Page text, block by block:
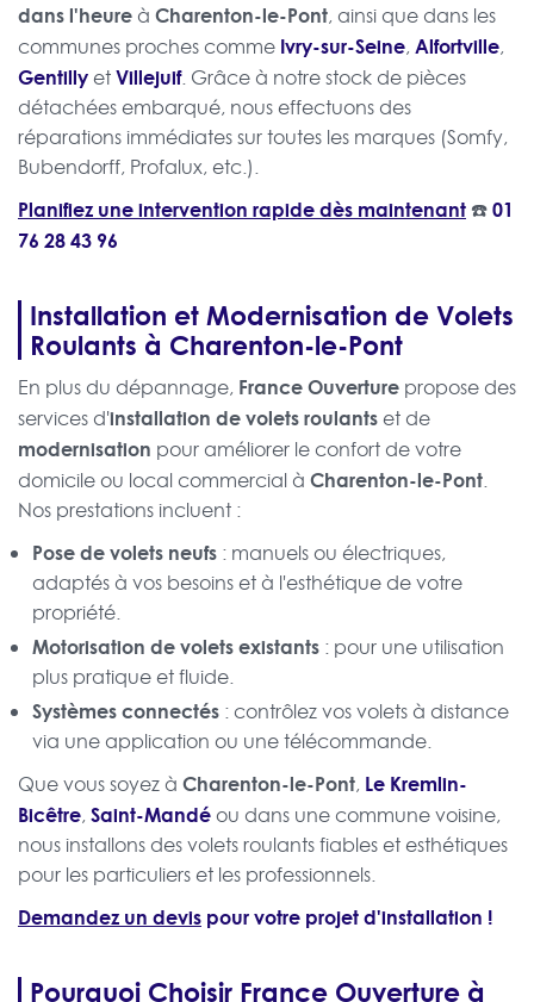
dans l'heureà Charenton-le-Pont, ainsi que dans les
communes proches comme Ivry-sur-Seine, Alfortville,
Gentilly etVillejuif. Grâce à notre stock de pièces
détachées embarqué, nous effectuons des
réparations immédiates sur toutes les marques (Somfy,
Bubendorff, Profalux, etc.).
Planifiez une intervention rapide dès maintenant ☎️01
76 28 43 96
Installation et Modernisation de Volets
Roulants à Charenton-le-Pont
En plus du dépannage, France Ouverture propose des
services d'installation de volets roulants et de
modernisation pour améliorer le confort de votre
domicile ou local commercial à Charenton-le-Pont.
Nos prestations incluent :
Pose de volets neufs : manuels ou électriques,
adaptés à vos besoins et à l'esthétique de votre
propriété.
Motorisation de volets existants : pour une utilisation
plus pratique et fluide.
Systèmes connectés : contrôlez vos volets à distance
via une application ou une télécommande.
Que vous soyez à Charenton-le-Pont, Le Kremlin-
Bicêtre, Saint-Mandéou dans une commune voisine,
nous installons des volets roulants fiables et esthétiques
pour les particuliers et les professionnels.
Demandez un devis pour votre projet d'installation !
Pourquoi Choisir France Ouverture à